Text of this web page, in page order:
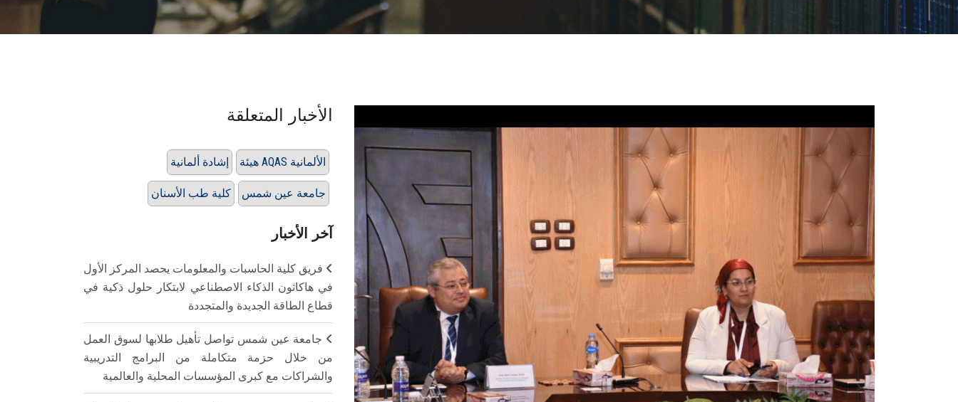
الأخبار المتعلقة
إشادة ألمانية هيئة AQAS الألمانية
كلية طب الأسنان جامعة عين شمس
آخر الأخبار
فريق كلية الحاسبات والمعلومات يحصد المركز الأول
في هاكاثون الذكاء الاصطناعي لابتكار حلول ذكية في
قطاع الطاقة الجديدة والمتجددة
جامعة عين شمس تواصل تأهيل طلابها لسوق العمل
من خلال حزمة متكاملة من البرامج التدريبية
والشراكات مع كبرى المؤسسات المحلية والعالمية